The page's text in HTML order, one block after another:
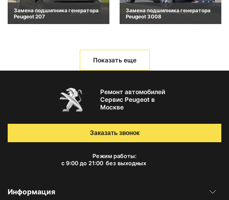
Замена подшипника генератора
Peugeot 207
Замена подшипника генератора
Peugeot 3008
Показать еще
Ремонт автомобилей
Сервис Peugeot в
Москве
Режим работы:
с 9:00 до 21:00 без выходных
Заказать звонок
Информация